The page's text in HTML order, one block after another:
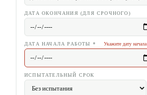
ДАТА ОКОНЧАНИЯ (ДЛЯ СРОЧНОГО)
ДАТА НАЧАЛА РАБОТЫ * Укажите дату начала
ИСПЫТАТЕЛЬНЫЙ СРОК